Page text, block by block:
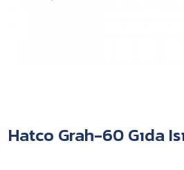
Hatco Grah-60 Gıda